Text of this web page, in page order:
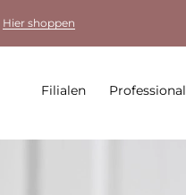
Hier shoppen
Filialen Professional